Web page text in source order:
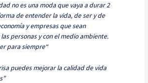
no es una moda que vaya a durar 2
de entender la vida, de ser y de
y empresas que sean
las personas y con el medio ambiente.
para siempre“
puedes mejorar la calidad de vida